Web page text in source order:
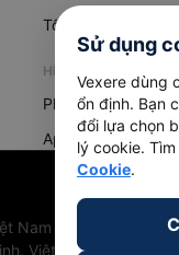
Tổng đài AI
HỆ THỐNG QUẢN LÝ
Phần mềm quản
App quản lý hàng
Nam
Việt Nam
Sử dụng
Vexere dùng
ổn định. Bạn
đổi lựa chọn
lý cookie.
Cookie.